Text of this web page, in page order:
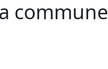
commune